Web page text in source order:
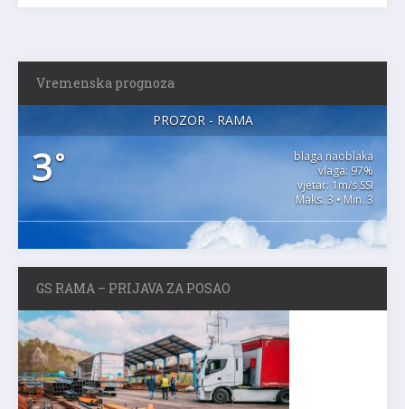
Vremenska prognoza
PROZOR - RAMA
3°
blaga naoblaka
vlaga: 97%
vjetar: 1m/s SSI
Maks. 3 • Min. 3
GS RAMA – PRIJAVA ZA POSAO